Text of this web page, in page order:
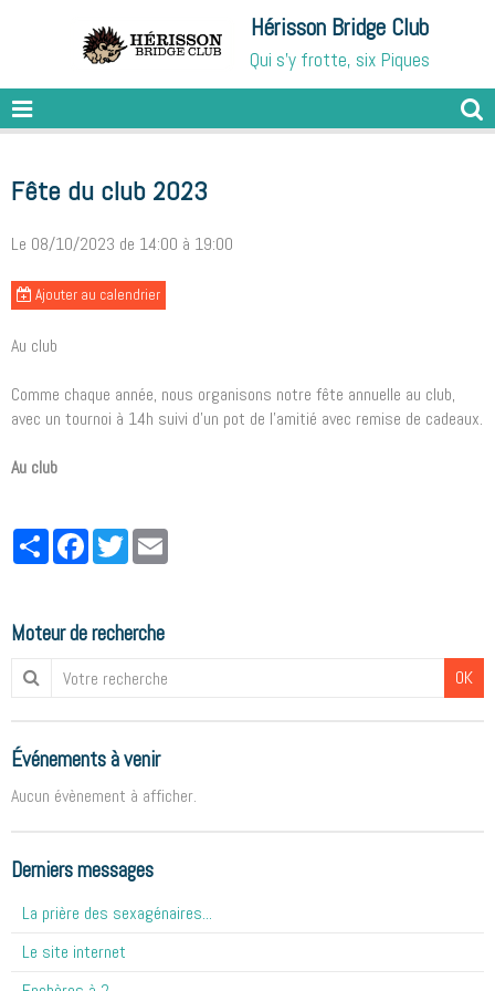
Hérisson Bridge Club
Qui s'y frotte, six Piques
Fête du club 2023
Le 08/10/2023 de 14:00 à 19:00
Ajouter au calendrier
Au club
Comme chaque année, nous organisons notre fête annuelle au club,
avec un tournoi à 14h suivi d'un pot de l'amitié avec remise de cadeaux.
Au club
PartagerFacebookTwitter
Moteur de recherche
OK
Événements à venir
Aucun évènement à afficher.
Derniers messages
La prière des sexagénaires...
Le site internet